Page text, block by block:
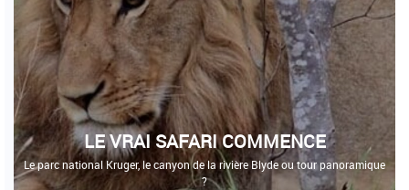
LE VRAI SAFARI COMMENCE
Le parc national Kruger, le canyon de la rivière Blyde ou tour panoramique
?